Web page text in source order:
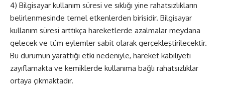
4) Bilgisayar kullanım süresi ve sıklığı yine rahatsızlıkların
belirlenmesinde temel etkenlerden birisidir. Bilgisayar
kullanım süresi arttıkça hareketlerde azalmalar meydana
gelecek ve tüm eylemler sabit olarak gerçekleştirilecektir.
Bu durumun yarattığı etki nedeniyle, hareket kabiliyeti
zayıflamakta ve kemiklerde kullanıma bağlı rahatsızlıklar
ortaya çıkmaktadır.